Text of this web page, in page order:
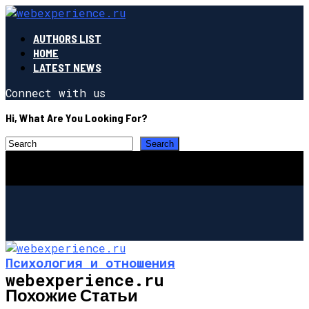
AUTHORS LIST
HOME
LATEST NEWS
Connect with us
Hi, What Are You Looking For?
webexperience.ru
Психология и отношения
Похожие Статьи